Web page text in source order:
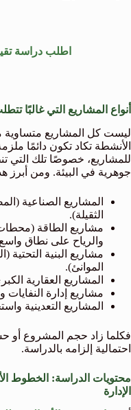
اطلب دراسة
أنواع المشاريع التي غالبًا
ليست كل المشاريع متساوية
الأنشطة تكاد تكون دائمًا
للمشاريع، خصوصًا تلك التي
جوهرية في البيئة. ومن أبرز
المشاريع الصناعية
الثقيلة).
مشاريع الطاقة
والرياح على نطاق
مشاريع البنية التحتية
الموانئ).
المشاريع العقارية
مشاريع إدارة النفايات
المشاريع التعدينية
فكلما زاد حجم المشروع أو
احتمالية إلزامه بالدراسة.
محتويات الدراسة: الخطوط
الإدارة